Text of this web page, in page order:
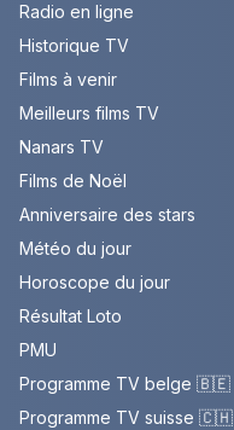
Radio en ligne
Historique TV
Films à venir
Meilleurs films TV
Nanars TV
Films de Noël
Anniversaire des stars
Météo du jour
Horoscope du jour
Résultat Loto
PMU
Programme TV belge 🇧🇪
Programme TV suisse 🇨🇭